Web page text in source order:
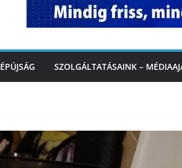
SZOLGÁLTATÁSAINK –